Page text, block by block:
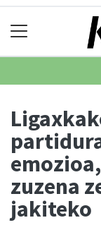
zuzena
jakiteko